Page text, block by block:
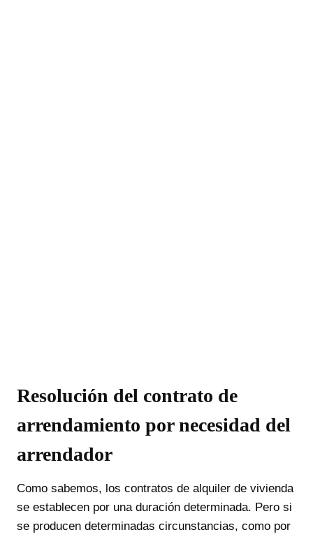
Resolución del contrato de
arrendamiento por necesidad del
arrendador
Como sabemos, los contratos de alquiler de vivienda
se establecen por una duración determinada. Pero si
se producen determinadas circunstancias, como por